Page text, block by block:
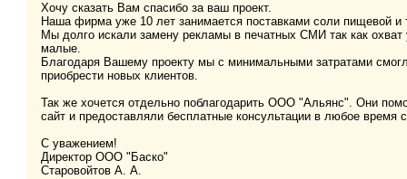
Хочу сказать Вам спасибо за ваш проект.
Наша фирма уже 10 лет занимается поставками соли пищевой и
Мы долго искали замену рекламы в печатных СМИ так как охват
малые.
Благодаря Вашему проекту мы с минимальными затратами
приобрести новых клиентов.
Так же хочется отдельно поблагодарить ООО "Альянс". Они
сайт и предоставляли бесплатные консультации в любое время
С уважением!
Директор ООО "Баско"
Старовойтов А. А.